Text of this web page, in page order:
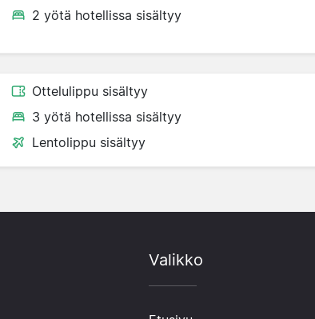
2 yötä hotellissa sisältyy
Ottelulippu sisältyy
3 yötä hotellissa sisältyy
Lentolippu sisältyy
Valikko